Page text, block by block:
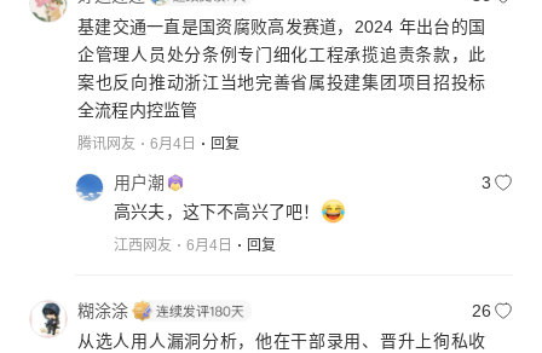
基建交通一直是国资腐败高发赛道，2024 年出台的国
企管理人员处分条例专门细化工程承揽追责条款，此
案也反向推动浙江当地完善省属投建集团项目招投标
全流程内控监管
腾讯网友 6月4日 回复
用户潮
3
高兴夫，这下不高兴了吧！
江西网友 6月4日 回复
糊涂涂
26
从选人用人漏洞分析，他在干部录用、晋升上徇私收